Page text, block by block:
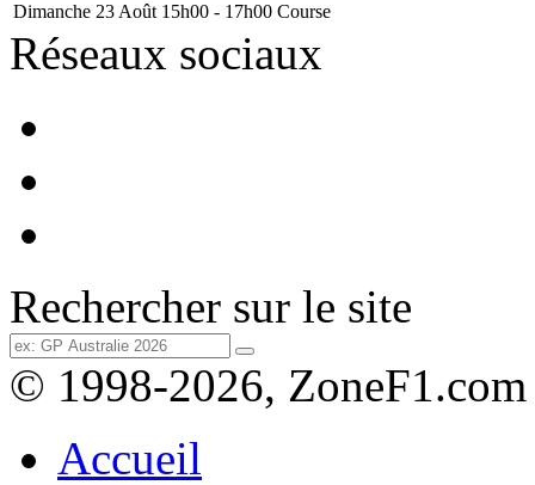
Dimanche 23 Août 15h00 - 17h00 Course
Réseaux sociaux
Rechercher sur le site
© 1998-2026, ZoneF1.com
Accueil